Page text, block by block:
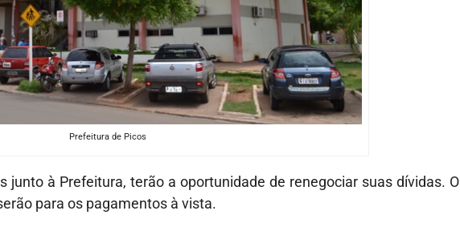
Prefeitura de Picos
junto à Prefeitura, terão a oportunidade de renegociar suas dívidas. O
para os pagamentos à vista.